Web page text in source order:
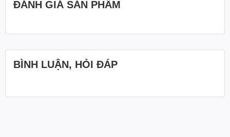
ĐÁNH GIÁ SẢN PHẨM
BÌNH LUẬN, HỎI ĐÁP